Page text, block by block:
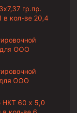
гр.пр.
в кол-ве 20,4
ООО
ООО
НКТ 60 х 5,0